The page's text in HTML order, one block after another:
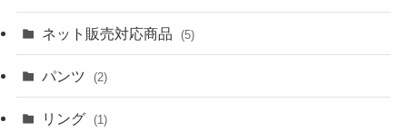
ネット販売対応商品 (5)
パンツ (2)
リング (1)